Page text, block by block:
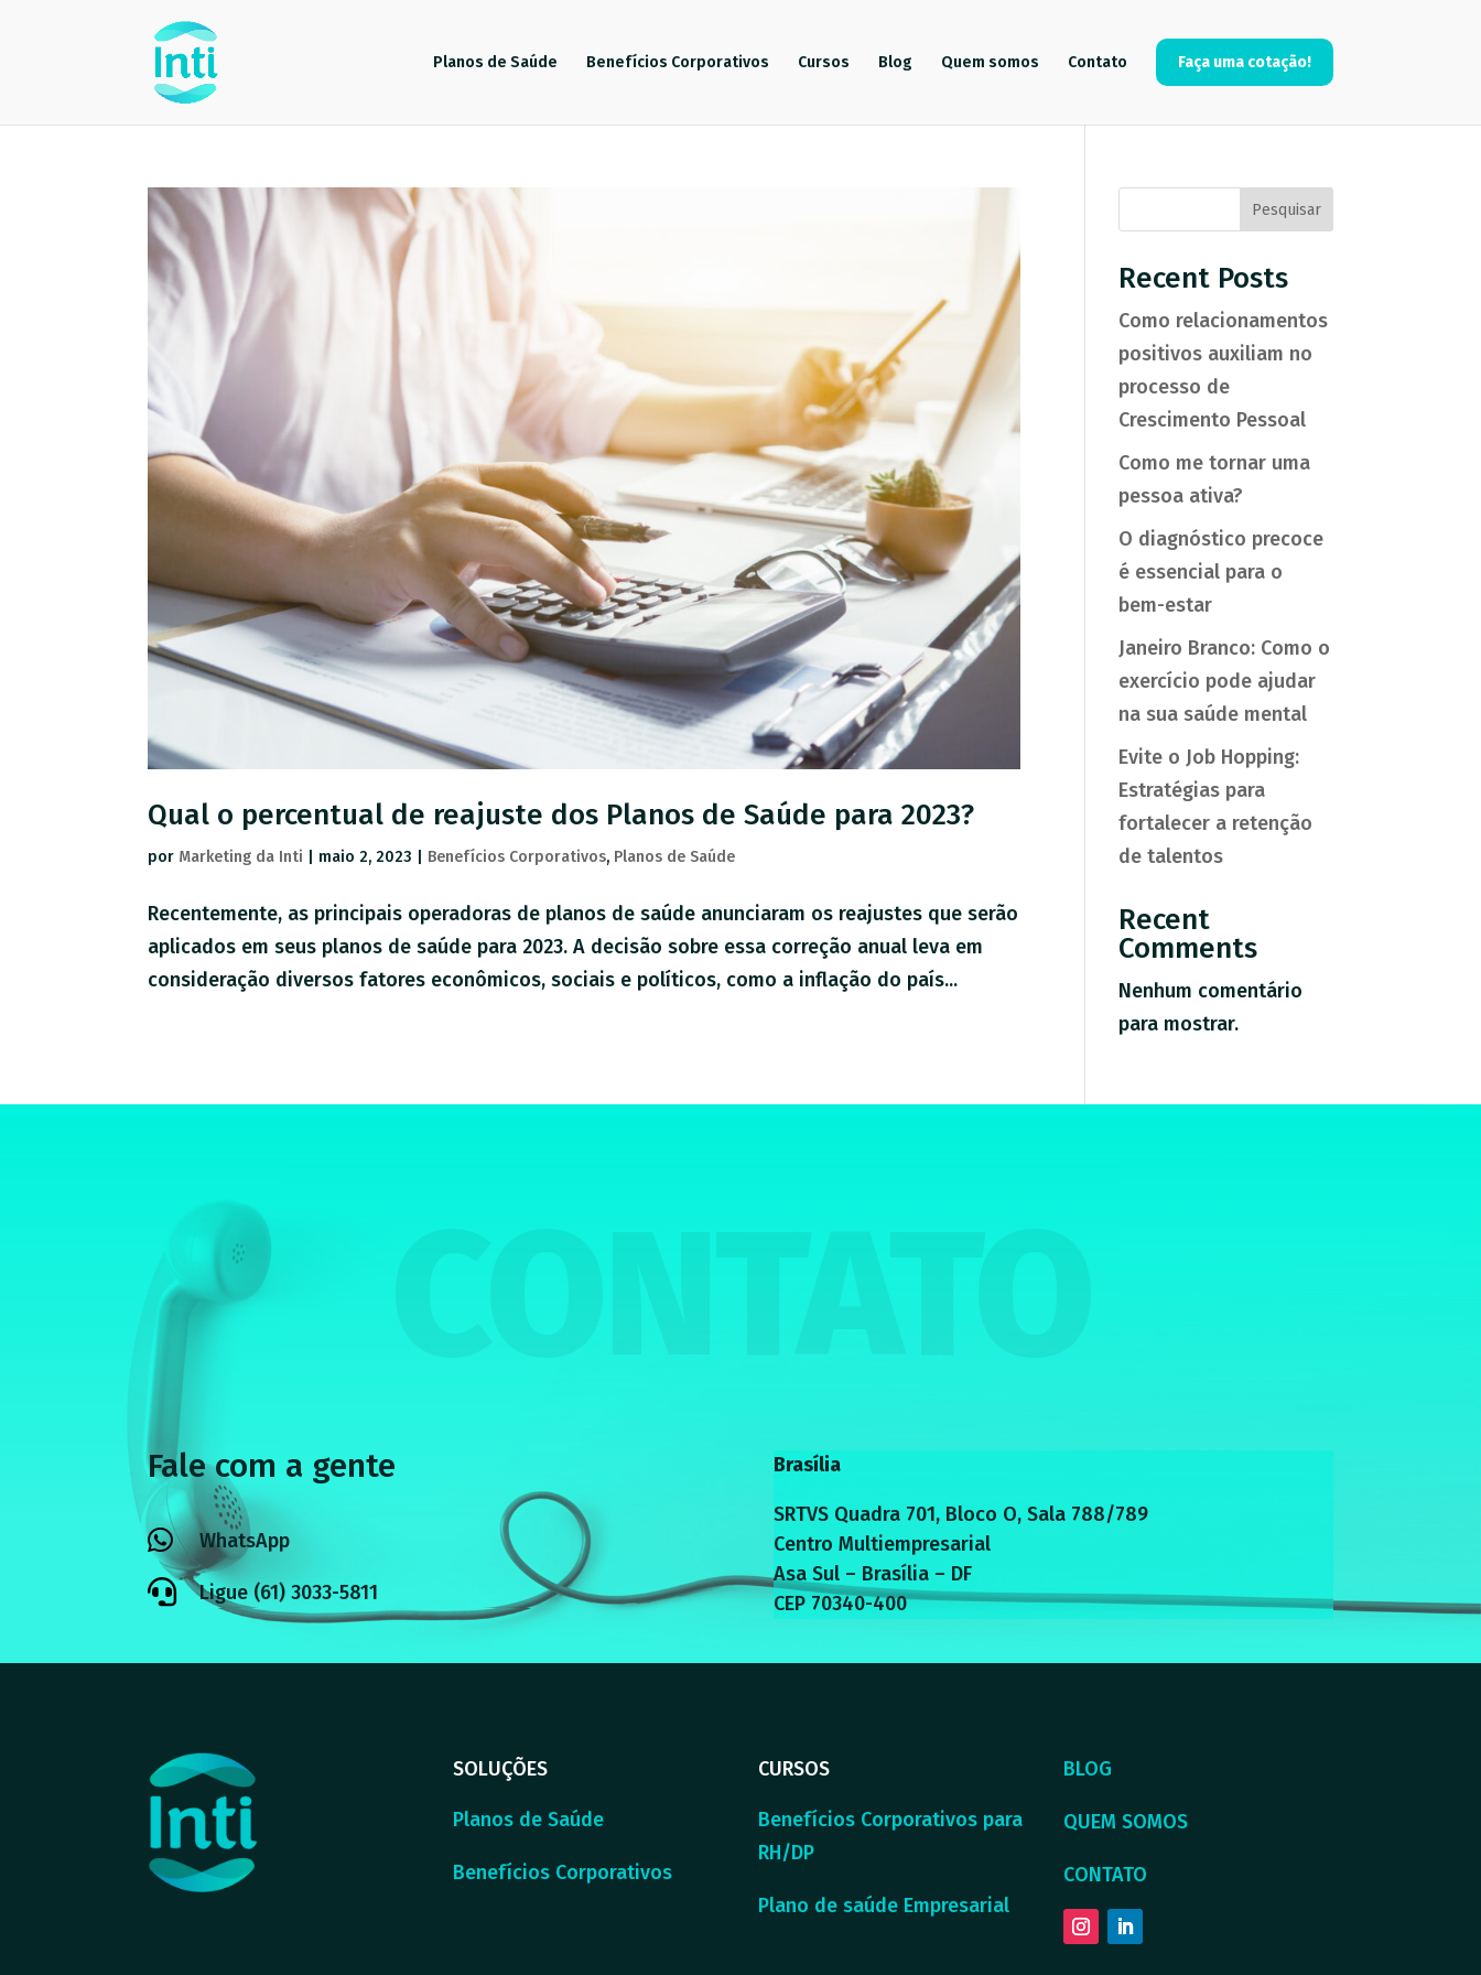
Planos de Saúde Benefícios Corporativos Cursos Blog Quem somos Contato Faça uma cotação!
Qual o percentual de reajuste dos Planos de Saúde para 2023?
por Marketing da Inti maio 2, 2023 Benefícios Corporativos, Planos de Saúde
Recentemente, as principais operadoras de planos de saúde anunciaram os reajustes que serão
aplicados em seus planos de saúde para 2023. A decisão sobre essa correção anual leva em
consideração diversos fatores econômicos, sociais e políticos, como a inflação do país...
Pesquisar
Recent Posts
Como relacionamentos
positivos auxiliam no
processo de
Crescimento Pessoal
Como me tornar uma
pessoa ativa?
O diagnóstico precoce
é essencial para o
bem-estar
Janeiro Branco: Como o
exercício pode ajudar
na sua saúde mental
Evite o Job Hopping:
Estratégias para
fortalecer a retenção
de talentos
Recent
Comments
Nenhum comentário
para mostrar.
Fale com a gente
 WhatsApp
 Ligue (61) 3033-5811
Brasília
SRTVS Quadra 701, Bloco O, Sala 788/789
Centro Multiempresarial
Asa Sul – Brasília – DF
CEP 70340-400
SOLUÇÕES
Planos de Saúde
Benefícios Corporativos
CURSOS
Benefícios Corporativos para
RH/DP
Plano de saúde Empresarial
BLOG
QUEM SOMOS
CONTATO